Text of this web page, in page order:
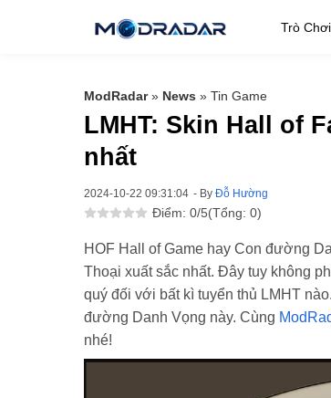
Trò Chơi
ModRadar» News » Tin Game
LMHT: Skin Hall of
nhất
2024-10-22 09:31:04 - By Đỗ Hường
Điểm: 0/5(Tổng: 0)
HOF Hall of Game hay Con đường
Thoại xuất sắc nhất. Đây tuy không
quý đối với bất kì tuyển thủ LMHT
đường Danh Vọng này. Cùng
nhé!